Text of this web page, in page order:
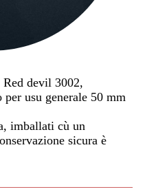
devil 3002,
usu generale 50 mm
imballati cù un
sicura è